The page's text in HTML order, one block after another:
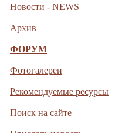
Новости - NEWS
Архив
ФОРУМ
Фотогалереи
Рекомендуемые ресурсы
Поиск на сайте